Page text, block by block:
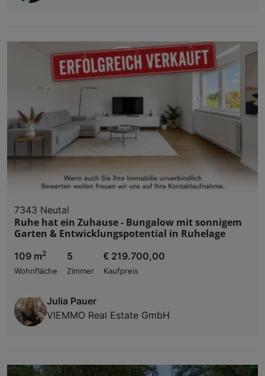
7343 Neutal
Ruhe hat ein Zuhause - Bungalow mit sonnigem
Garten & Entwicklungspotential in Ruhelage
109 m2
Wohnfläche
5
Zimmer
€ 219.700,00
Kaufpreis
Julia Pauer
VIEMMO Real Estate GmbH